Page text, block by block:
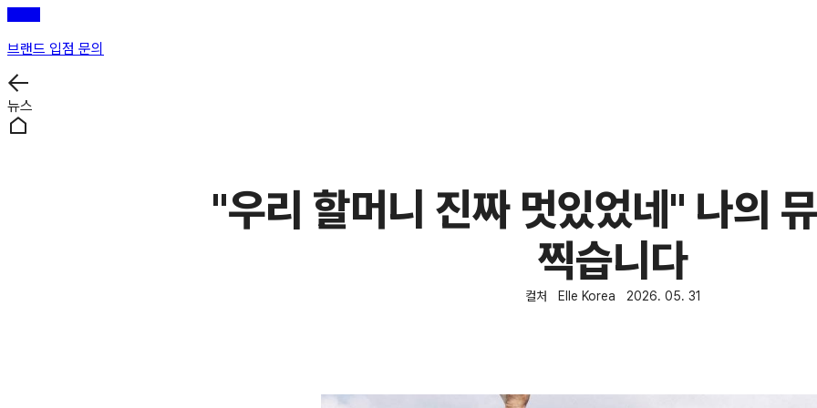
브랜드 입점 문의
뉴스
"우리 할머니 진짜 멋있었네" 나의
찍습니다
컬처 Elle Korea 2026. 05. 31